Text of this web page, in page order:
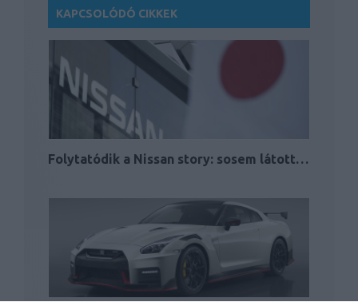
KAPCSOLÓDÓ CIKKEK
Folytatódik a Nissan story: sosem látott…